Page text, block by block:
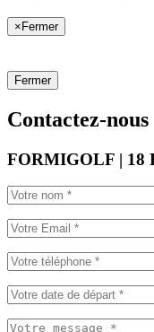
×Fermer
Fermer
Contactez-nous
FORMIGOLF | 18